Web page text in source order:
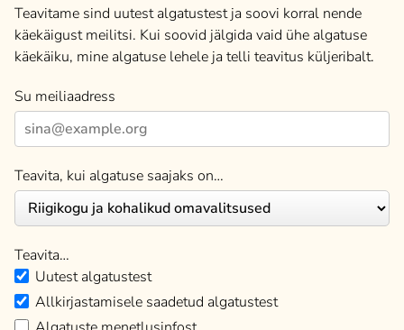
Teavitame sind uutest algatustest ja soovi korral nende
käekäigust meilitsi. Kui soovid jälgida vaid ühe algatuse
käekäiku, mine algatuse lehele ja telli teavitus küljeribalt.
Su meiliaadress
Teavita, kui algatuse saajaks on…
Teavita…
Uutest algatustest
Allkirjastamisele saadetud algatustest